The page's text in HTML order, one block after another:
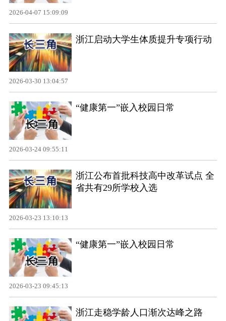
2026-04-07 15:09:09
浙江启动大学生体质提升专项行动
2026-03-30 13:04:57
“健康第一”嵌入校园日常
2026-03-24 09:55:11
浙江公布首批科技高中改革试点 全
省共有29所学校入选
2026-03-23 13:10:13
“健康第一”嵌入校园日常
2026-03-23 09:45:13
浙江走稳学龄人口渐次达峰之路